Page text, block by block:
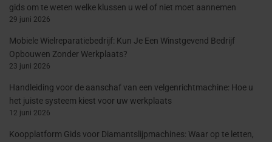
gids om te weten welke klussen u wel of niet moet aannemen
29 juni 2026
Mobiele Wielreparatiebedrijf: Kun Je Een Winstgevend Bedrijf
Opbouwen Zonder Werkplaats?
23 juni 2026
Handleiding voor de aanschaf van een velgenrichtmachine: Hoe u
het juiste systeem kiest voor uw werkplaats
12 juni 2026
Koopplatform Gids voor Diamantslijpmachines: Waar op te letten,